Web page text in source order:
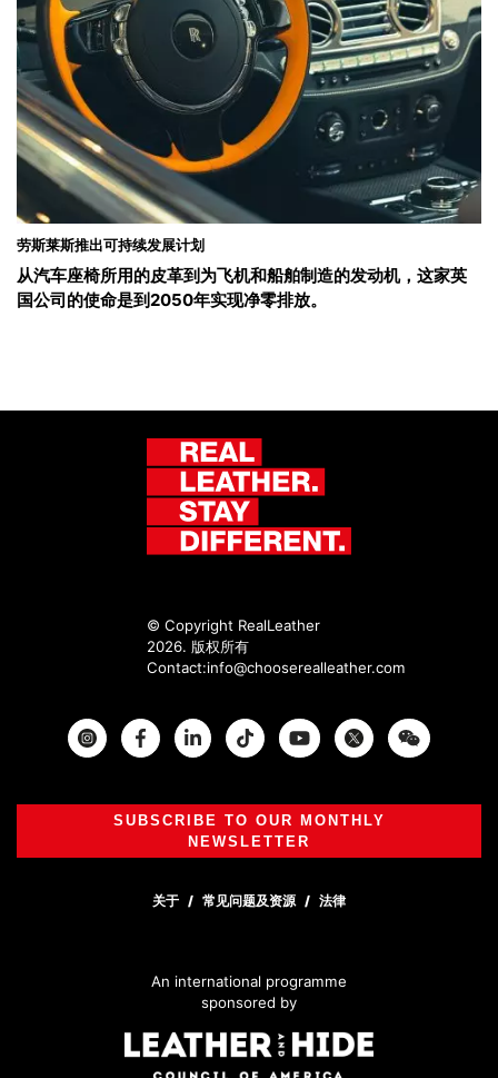
劳斯莱斯推出可持续发展计划
从汽车座椅所用的皮革到为飞机和船舶制造的发动机，这家英
国公司的使命是到2050年实现净零排放。
© Copyright RealLeather
2026. 版权所有
Contact:info@chooserealleather.com
InstagramFacebook Twitter
SUBSCRIBE TO OUR MONTHLY
NEWSLETTER
关于 常见问题及资源 法律
An international programme
sponsored by